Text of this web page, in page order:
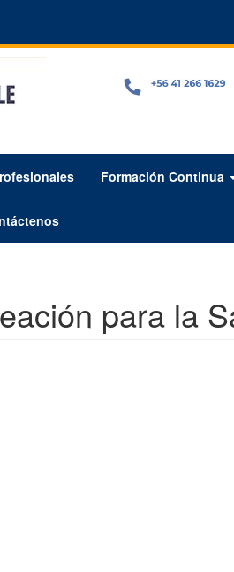
Formación Continua
para la